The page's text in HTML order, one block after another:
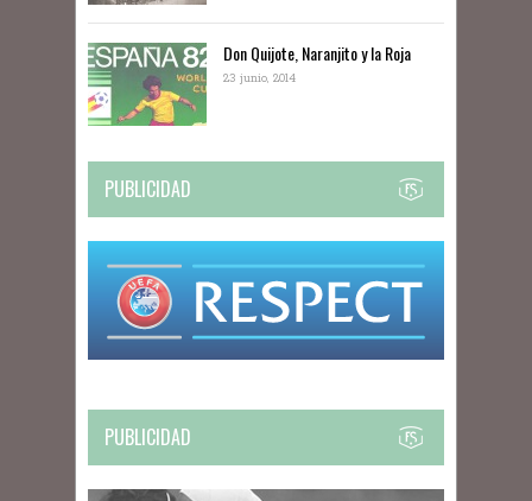
Don Quijote, Naranjito y la Roja
23 junio, 2014
PUBLICIDAD
PUBLICIDAD